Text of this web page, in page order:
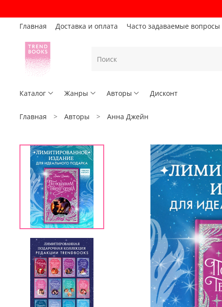
Главная
Доставка и оплата Часто задаваемые вопросы
Каталог Жанры Авторы Дисконт
Главная Авторы Анна Джейн